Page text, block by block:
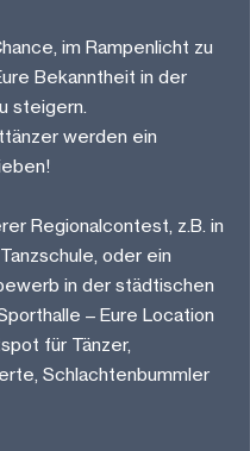
im Rampenlicht zu
Bekanntheit in der
steigern.
werden ein
Regionalcontest, z.B. in
oder ein
in der städtischen
– Eure Location
für Tänzer,
Schlachtenbummler